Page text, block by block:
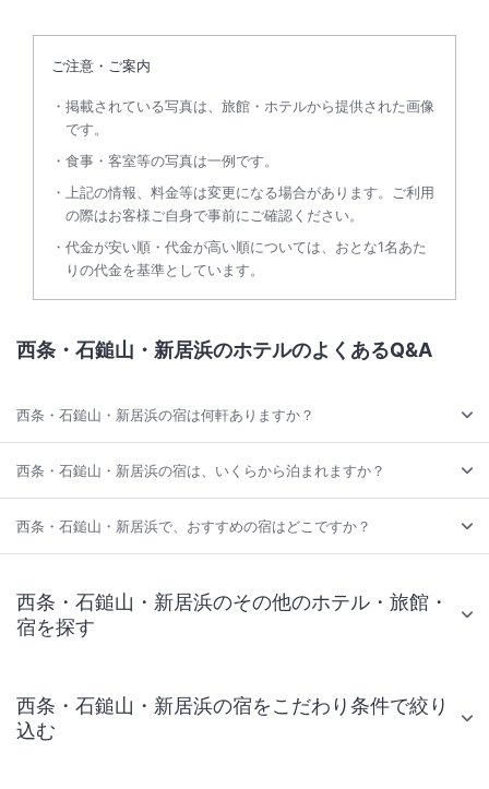
ご注意・ご案内
掲載されている写真は、旅館・ホテルから提供された画像
です。
食事・客室等の写真は一例です。
上記の情報、料金等は変更になる場合があります。ご利用
の際はお客様ご自身で事前にご確認ください。
代金が安い順・代金が高い順については、おとな1名あた
りの代金を基準としています。
西条・石鎚山・新居浜のホテルのよくあるQ&A
西条・石鎚山・新居浜の宿は何軒ありますか？
西条・石鎚山・新居浜の宿は、いくらから泊まれますか？
西条・石鎚山・新居浜で、おすすめの宿はどこですか？
西条・石鎚山・新居浜のその他のホテル・旅館・
宿を探す
西条・石鎚山・新居浜の宿をこだわり条件で絞り
込む